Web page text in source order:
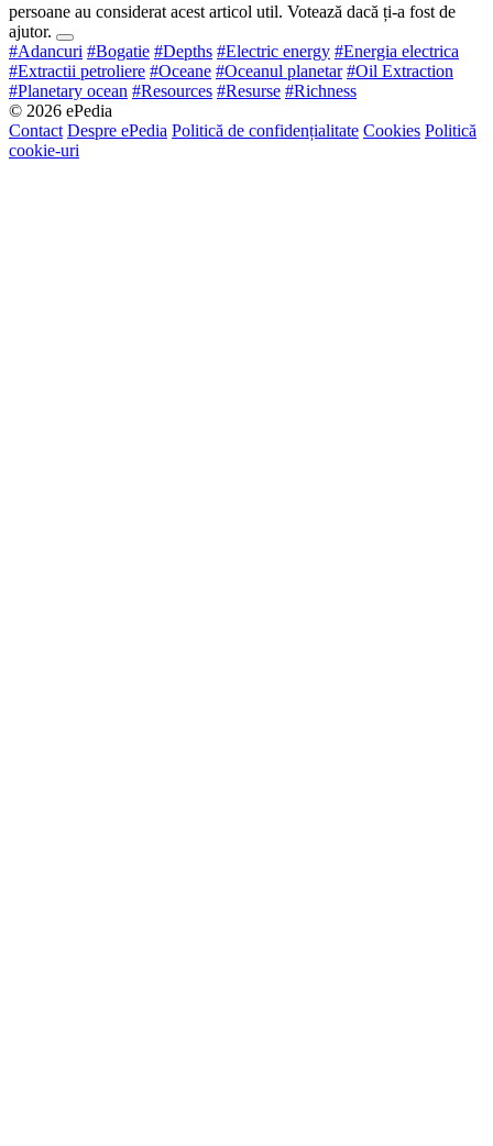
persoane au considerat acest articol util. Votează dacă ți-a fost de
ajutor.
#Adancuri #Bogatie #Depths #Electric energy #Energia electrica
#Extractii petroliere #Oceane #Oceanul planetar #Oil Extraction
#Planetary ocean #Resources #Resurse #Richness
© 2026 ePedia
Contact Despre ePedia Politică de confidențialitate Cookies Politică
cookie-uri